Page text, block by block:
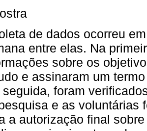
de dados ocorreu
entre elas. Na
sobre os
e assinaram um
seguida, foram
e as voluntárias
a autorização final